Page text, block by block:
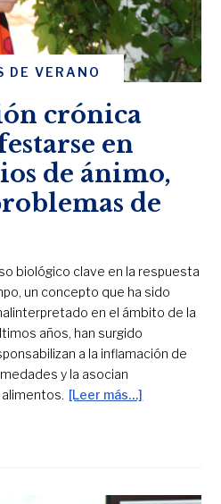
DE VERANO
crónica
en
de ánimo,
de
biológico clave en la respuesta
un concepto que ha sido
en el ámbito de la
años, han surgido
a la inflamación de
y la asocian
[Leer más…]